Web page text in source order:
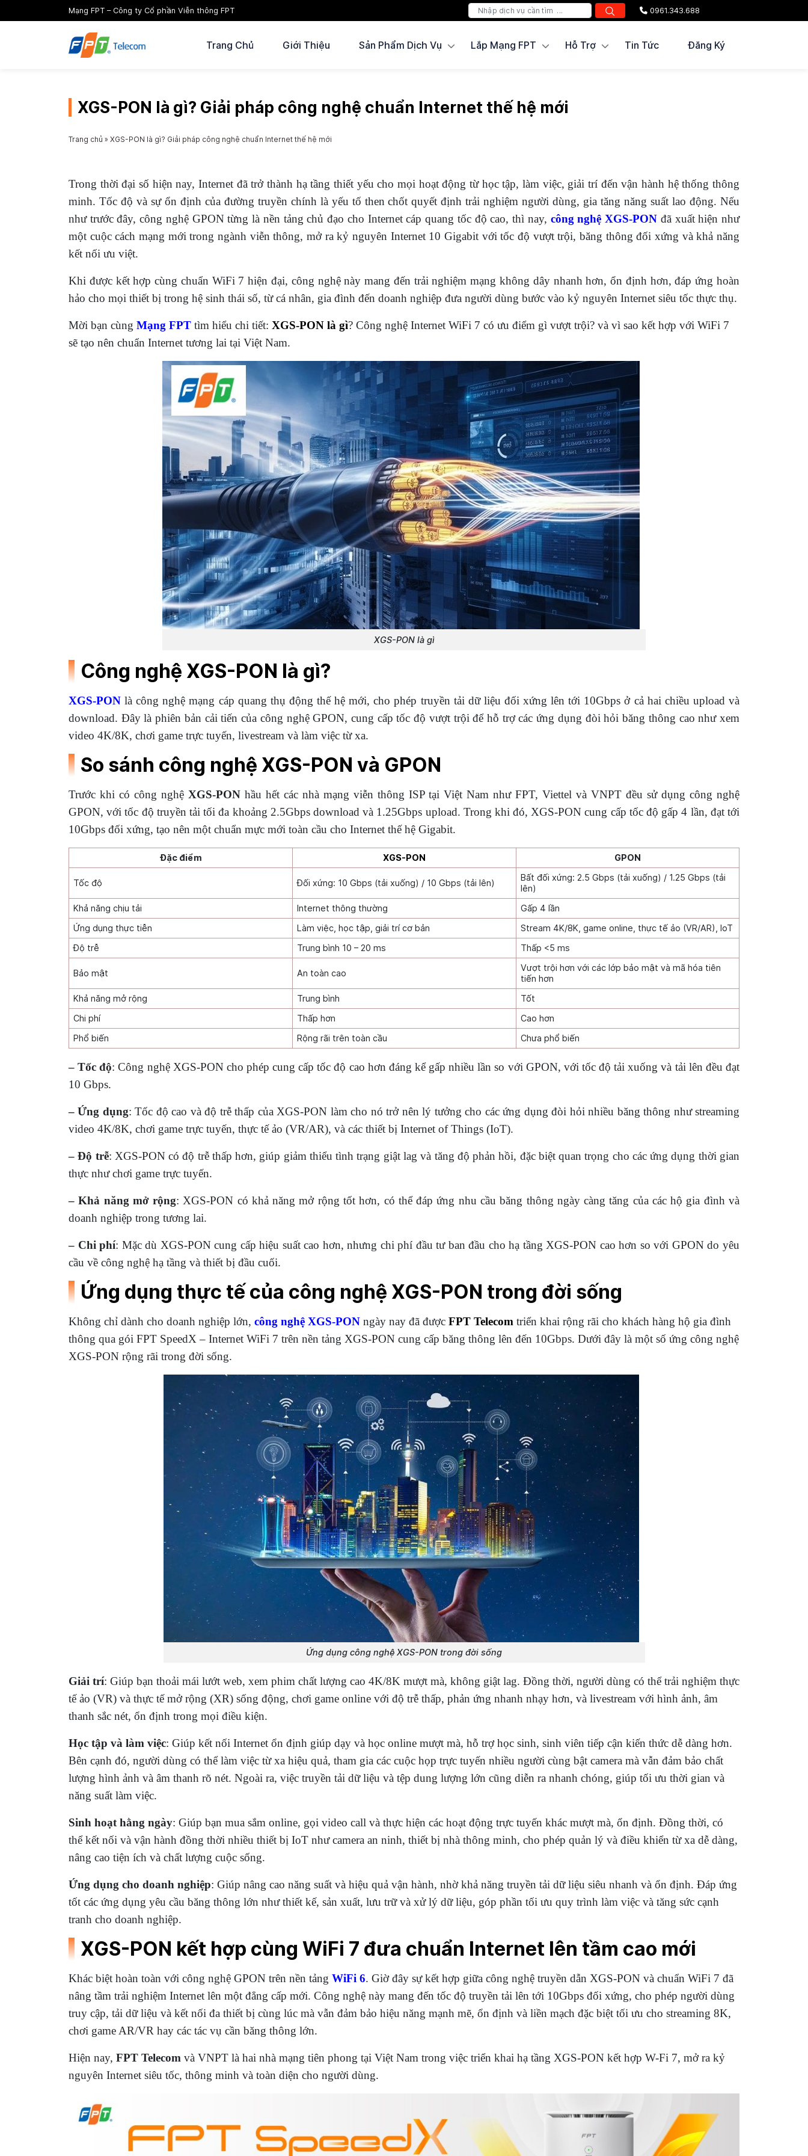
Mạng FPT – Công ty Cổ phần Viễn thông FPT 0961.343.688
Trang Chủ Giới Thiệu Sản Phẩm Dịch Vụ Lắp Mạng FPT Hỗ Trợ Tin Tức Đăng Ký
XGS-PON là gì? Giải pháp công nghệ chuẩn Internet thế hệ mới
Trang chủ » XGS-PON là gì? Giải pháp công nghệ chuẩn Internet thế hệ mới
Trong thời đại số hiện nay, Internet đã trở thành hạ tầng thiết yếu cho mọi hoạt động từ học tập, làm việc, giải trí đến vận hành hệ thống thông
minh. Tốc độ và sự ổn định của đường truyền chính là yếu tố then chốt quyết định trải nghiệm người dùng, gia tăng năng suất lao động. Nếu
như trước đây, công nghệ GPON từng là nền tảng chủ đạo cho Internet cáp quang tốc độ cao, thì nay, công nghệ XGS-PON đã xuất hiện như
một cuộc cách mạng mới trong ngành viễn thông, mở ra kỷ nguyên Internet 10 Gigabit với tốc độ vượt trội, băng thông đối xứng và khả năng
kết nối ưu việt.
Khi được kết hợp cùng chuẩn WiFi 7 hiện đại, công nghệ này mang đến trải nghiệm mạng không dây nhanh hơn, ổn định hơn, đáp ứng hoàn
hảo cho mọi thiết bị trong hệ sinh thái số, từ cá nhân, gia đình đến doanh nghiệp đưa người dùng bước vào kỷ nguyên Internet siêu tốc thực thụ.
Mời bạn cùng Mạng FPT tìm hiểu chi tiết: XGS-PON là gì? Công nghệ Internet WiFi 7 có ưu điểm gì vượt trội? và vì sao kết hợp với WiFi 7
sẽ tạo nên chuẩn Internet tương lai tại Việt Nam.
XGS-PON là gì
Công nghệ XGS-PON là gì?
XGS-PON là công nghệ mạng cáp quang thụ động thế hệ mới, cho phép truyền tải dữ liệu đối xứng lên tới 10Gbps ở cả hai chiều upload và
download. Đây là phiên bản cải tiến của công nghệ GPON, cung cấp tốc độ vượt trội để hỗ trợ các ứng dụng đòi hỏi băng thông cao như xem
video 4K/8K, chơi game trực tuyến, livestream và làm việc từ xa.
So sánh công nghệ XGS-PON và GPON
Trước khi có công nghệ XGS-PONhầu hết các nhà mạng viễn thông ISP tại Việt Nam như FPT, Viettel và VNPT đều sử dụng công nghệ
GPON, với tốc độ truyền tải tối đa khoảng 2.5Gbps download và 1.25Gbps upload. Trong khi đó, XGS-PON cung cấp tốc độ gấp 4 lần, đạt tới
10Gbps đối xứng, tạo nên một chuẩn mực mới toàn cầu cho Internet thế hệ Gigabit.
Đặc điểm XGS-PON GPON
Tốc độ Đối xứng: 10 Gbps (tải xuống) / 10 Gbps (tải lên)
Bất đối xứng: 2.5 Gbps (tải xuống) / 1.25 Gbps (tải
lên)
Khả năng chịu tải
Internet thông thường
Gấp 4 lần
Ứng dụng thực tiễn
Làm việc, học tập, giải trí cơ bản
Stream 4K/8K, game online, thực tế ảo (VR/AR), IoT
Độ trễ
Trung bình 10 – 20 ms Thấp <5 ms
Bảo mật An toàn cao
Vượt trội hơn với các lớp bảo mật và mã hóa tiên
tiến hơn
Khả năng mở rộng
Trung bình
Tốt
Chi phí
Thấp hơn
Cao hơn
Phổ biến
Rộng rãi trên toàn cầu Chưa phổ biến
– Tốc độ: Công nghệ XGS-PON cho phép cung cấp tốc độ cao hơn đáng kể gấp nhiều lần so với GPON, với tốc độ tải xuống và tải lên đều đạt
10 Gbps.
– Ứng dụng: Tốc độ cao và độ trễ thấp của XGS-PON làm cho nó trở nên lý tưởng cho các ứng dụng đòi hỏi nhiều băng thông như streaming
video 4K/8K, chơi game trực tuyến, thực tế ảo (VR/AR), và các thiết bị Internet of Things (IoT).
– Độ trễ: XGS-PON có độ trễ thấp hơn, giúp giảm thiểu tình trạng giật lag và tăng độ phản hồi, đặc biệt quan trọng cho các ứng dụng thời gian
thực như chơi game trực tuyến.
– Khả năng mở rộng: XGS-PON có khả năng mở rộng tốt hơn, có thể đáp ứng nhu cầu băng thông ngày càng tăng của các hộ gia đình và
doanh nghiệp trong tương lai.
– Chi phí: Mặc dù XGS-PON cung cấp hiệu suất cao hơn, nhưng chi phí đầu tư ban đầu cho hạ tầng XGS-PON cao hơn so với GPON do yêu
cầu về công nghệ hạ tầng và thiết bị đầu cuối.
Ứng dụng thực tế của công nghệ XGS-PON trong đời sống
Không chỉ dành cho doanh nghiệp lớn, công nghệ XGS-PON ngày nay đã được FPT Telecom triển khai rộng rãi cho khách hàng hộ gia đình
thông qua gói FPT SpeedX – Internet WiFi 7 trên nền tảng XGS-PON cung cấp băng thông lên đến 10Gbps. Dưới đây là một số ứng công nghệ
XGS-PON rộng rãi trong đời sống.
Ứng dụng công nghệ XGS-PON trong đời sống
Giải trí: Giúp bạn thoải mái lướt web, xem phim chất lượng cao 4K/8K mượt mà, không giật lag. Đồng thời, người dùng có thể trải nghiệm thực
tế ảo (VR) và thực tế mở rộng (XR) sống động, chơi game online với độ trễ thấp, phản ứng nhanh nhạy hơn, và livestream với hình ảnh, âm
thanh sắc nét, ổn định trong mọi điều kiện.
Học tập và làm việc: Giúp kết nối Internet ổn định giúp dạy và học online mượt mà, hỗ trợ học sinh, sinh viên tiếp cận kiến thức dễ dàng hơn.
Bên cạnh đó, người dùng có thể làm việc từ xa hiệu quả, tham gia các cuộc họp trực tuyến nhiều người cùng bật camera mà vẫn đảm bảo chất
lượng hình ảnh và âm thanh rõ nét. Ngoài ra, việc truyền tải dữ liệu và tệp dung lượng lớn cũng diễn ra nhanh chóng, giúp tối ưu thời gian và
năng suất làm việc.
Sinh hoạt hằng ngày: Giúp bạn mua sắm online, gọi video call và thực hiện các hoạt động trực tuyến khác mượt mà, ổn định. Đồng thời, có
thể kết nối và vận hành đồng thời nhiều thiết bị IoT như camera an ninh, thiết bị nhà thông minh, cho phép quản lý và điều khiển từ xa dễ dàng,
nâng cao tiện ích và chất lượng cuộc sống.
Ứng dụng cho doanh nghiệp: Giúp nâng cao năng suất và hiệu quả vận hành, nhờ khả năng truyền tải dữ liệu siêu nhanh và ổn định. Đáp ứng
tốt các ứng dụng yêu cầu băng thông lớn như thiết kế, sản xuất, lưu trữ và xử lý dữ liệu, góp phần tối ưu quy trình làm việc và tăng sức cạnh
tranh cho doanh nghiệp.
XGS-PON kết hợp cùng WiFi 7 đưa chuẩn Internet lên tầm cao mới
Khác biệt hoàn toàn với công nghệ GPON trên nền tảng WiFi 6. Giờ đây sự kết hợp giữa công nghệ truyền dẫn XGS-PON và chuẩn WiFi 7 đã
nâng tầm trải nghiệm Internet lên một đẳng cấp mới. Công nghệ này mang đến tốc độ truyền tải lên tới 10Gbps đối xứng, cho phép người dùng
truy cập, tải dữ liệu và kết nối đa thiết bị cùng lúc mà vẫn đảm bảo hiệu năng mạnh mẽ, ổn định và liền mạch đặc biệt tối ưu cho streaming 8K,
chơi game AR/VR hay các tác vụ cần băng thông lớn.
Hiện nay, FPT Telecom và VNPT là hai nhà mạng tiên phong tại Việt Nam trong việc triển khai hạ tầng XGS-PON kết hợp W-Fi 7, mở ra kỷ
nguyên Internet siêu tốc, thông minh và toàn diện cho người dùng.